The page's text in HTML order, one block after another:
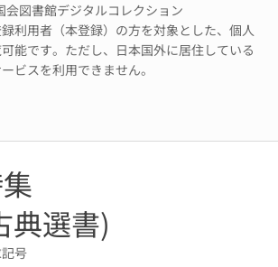
会図書館デジタルコレクション
利用者（本登録）の方を対象とした、個人
能です。ただし、日本国外に居住している
ビスを利用できません。
典選書)
号